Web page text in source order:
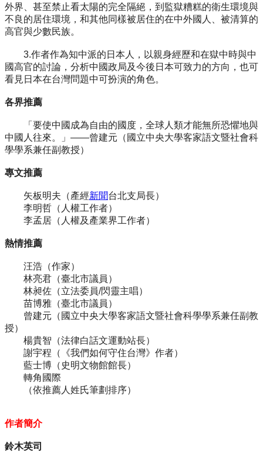
外界、甚至禁止看太陽的完全隔絕，到監獄糟糕的衛生環境與
不良的居住環境，和其他同樣被居住的在中外國人、被清算的
高官與少數民族。
3.作者作為知中派的日本人，以親身經歷和在獄中時與中
國高官的討論，分析中國政局及今後日本可致力的方向，也可
看見日本在台灣問題中可扮演的角色。
各界推薦
「要使中國成為自由的國度，全球人類才能無所恐懼地與
中國人往來。」——曾建元（國立中央大學客家語文暨社會科
學學系兼任副教授）
專文推薦
矢板明夫（產經新聞台北支局長）
李明哲（人權工作者）
李孟居（人權及產業界工作者）
熱情推薦
汪浩（作家）
林亮君（臺北市議員）
林昶佐（立法委員/閃靈主唱）
苗博雅（臺北市議員）
曾建元（國立中央大學客家語文暨社會科學學系兼任副教
授）
楊貴智（法律白話文運動站長）
謝宇程（《我們如何守住台灣》作者）
藍士博（史明文物館館長）
轉角國際
（依推薦人姓氏筆劃排序）
作者簡介
鈴木英司